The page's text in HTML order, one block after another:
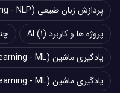
پردازش زبان طبیعی (Natural Language Processing - NLP)
پروژه ها و کاربرد AI (1)
یادگیری ماشین (Machine Learning - ML)
یادگیری ماشین (Machine Learning - ML)